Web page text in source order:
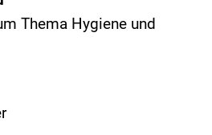
Thema Hygiene und